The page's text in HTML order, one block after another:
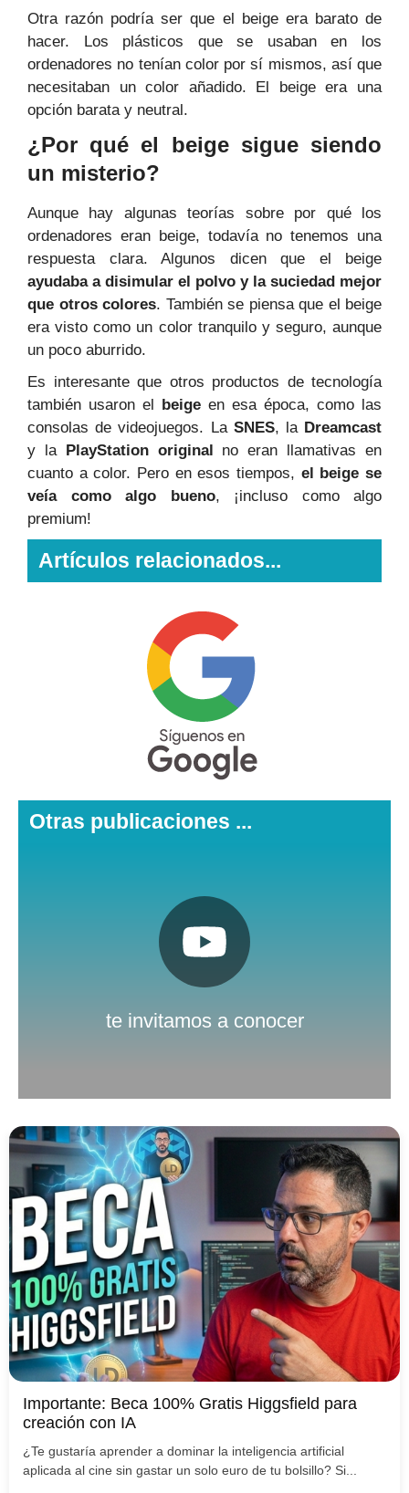
Otra razón podría ser que el beige era barato de
hacer. Los plásticos que se usaban en los
ordenadores no tenían color por sí mismos, así que
necesitaban un color añadido. El beige era una
opción barata y neutral.
¿Por qué el beigesigue siendo
un misterio?
Aunque hay algunas teorías sobre por qué los
ordenadores eran beige, todavía no tenemos una
respuesta clara. Algunos dicen que el beige
ayudaba a disimular el polvo y la suciedad mejor
que otros colores. También se piensa que el beige
era visto como un color tranquilo y seguro, aunque
un poco aburrido.
Es interesante que otros productos de tecnología
también usaron el
beige en esa época, como las
consolas de videojuegos. La SNES, la Dreamcast
y la
PlayStation original
no eran llamativas en
cuanto a color. Pero en esos tiempos, el beige se
veía como algo bueno, ¡incluso como algo
premium!
Artículos relacionados...
Otras publicaciones ...
te invitamos a conocer
Pulsa aquí
Importante: Beca 100% Gratis Higgsfield para
creación con IA
¿Te gustaría aprender a dominar la inteligencia artificial
aplicada al cine sin gastar un solo euro de tu bolsillo? Si...